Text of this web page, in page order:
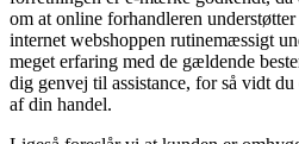
om at online forhandleren
internet webshoppen rutinemæssigt
meget erfaring med de gældende
dig genvej til assistance, for så vidt
af din handel.